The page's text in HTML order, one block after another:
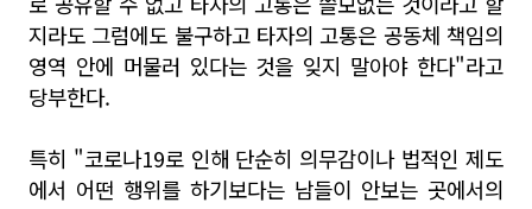
지라도 그럼에도 불구하고 타자의 고통은 공동체 책임의
영역 안에 머물러 있다는 것을 잊지 말아야 한다"라고
당부한다.
특히 "코로나19로 인해 단순히 의무감이나 법적인 제도
에서 어떤 행위를 하기보다는 남들이 안보는 곳에서의